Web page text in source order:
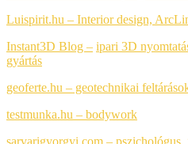
Luispirit.hu – Interior design,
Instant3D Blog – ipari 3D
gyártás
geoferte.hu – geotechnikai
testmunka.hu – bodywork
sarvarigyorgyi.com – pszichológus,